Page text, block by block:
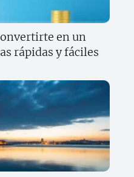
en un
rápidas y fáciles